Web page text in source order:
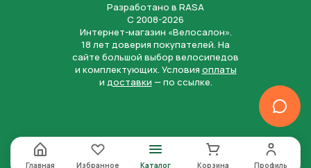
Разработано в RASA
С 2008-2026
Интернет-магазин «Велосалон».
18 лет доверия покупателей. На
сайте большой выбор велосипедов
и комплектующих. Условия оплаты
и доставки — по ссылке.
Главная Избранное Каталог Корзина Профиль
Нажимая на кнопку “Отправить заявку”, вы даете
согласие на обработку персональных данных и
соглашаетесь с политикой конфиденциальности